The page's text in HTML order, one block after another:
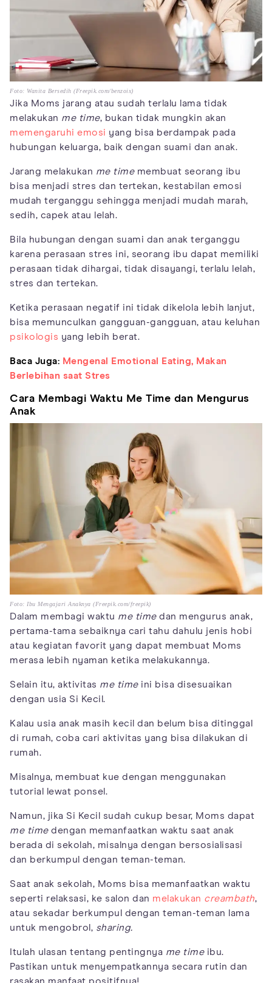
Foto: Wanita Bersedih (Freepik.com/benzoix)
Jika Moms jarang atau sudah terlalu lama tidak
melakukan me time, bukan tidak mungkin akan
memengaruhi emosi yang bisa berdampak pada
hubungan keluarga, baik dengan suami dan anak.
Jarang melakukan me timemembuat seorang ibu
bisa menjadi stres dan tertekan, kestabilan emosi
mudah terganggu sehingga menjadi mudah marah,
sedih, capek atau lelah.
Bila hubungan dengan suami dan anak terganggu
karena perasaan stres ini, seorang ibu dapat memiliki
perasaan tidak dihargai, tidak disayangi, terlalu lelah,
stres dan tertekan.
Ketika perasaan negatif ini tidak dikelola lebih lanjut,
bisa memunculkan gangguan-gangguan, atau keluhan
psikologis yang lebih berat.
Baca Juga: Mengenal Emotional Eating, Makan
Berlebihan saat Stres
Cara Membagi Waktu Me Time dan Mengurus
Anak
Foto: Ibu Mengajari Anaknya (Freepik.com/freepik)
Dalam membagi waktu me timedan mengurus anak,
pertama-tama sebaiknya cari tahu dahulu jenis hobi
atau kegiatan favorit yang dapat membuat Moms
merasa lebih nyaman ketika melakukannya.
Selain itu, aktivitas me timeini bisa disesuaikan
dengan usia Si Kecil.
Kalau usia anak masih kecil dan belum bisa ditinggal
di rumah, coba cari aktivitas yang bisa dilakukan di
rumah.
Misalnya, membuat kue dengan menggunakan
tutorial lewat ponsel.
Namun, jika Si Kecil sudah cukup besar, Moms dapat
me timedengan memanfaatkan waktu saat anak
berada di sekolah, misalnya dengan bersosialisasi
dan berkumpul dengan teman-teman.
Saat anak sekolah, Moms bisa memanfaatkan waktu
seperti relaksasi, ke salon dan melakukan creambath,
atau sekadar berkumpul dengan teman-teman lama
untuk mengobrol, sharing.
Itulah ulasan tentang pentingnya me timeibu.
Pastikan untuk menyempatkannya secara rutin dan